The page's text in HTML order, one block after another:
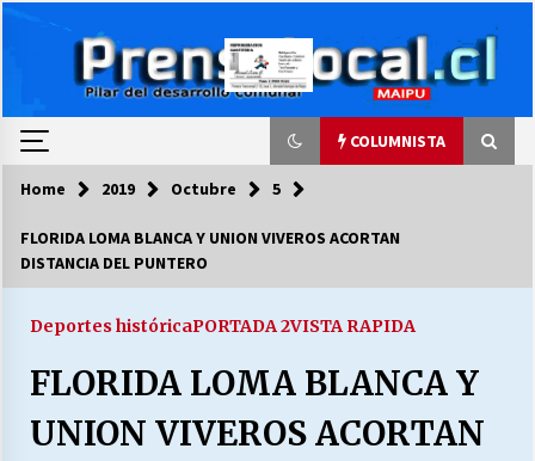
COLUMNISTA
COLUMNISTA
03/08/2026
LA DC POR SIEMPRE.RECORDANDO 69 AÑOS DE
28/07/2026
Home 2019 Octubre 5
FLORIDA LOMA BLANCA Y UNION VIVEROS ACORTAN
DISTANCIA DEL PUNTERO
Deportes históricaPORTADA 2VISTA RAPIDA
FLORIDA LOMA BLANCA Y
UNION VIVEROS ACORTAN